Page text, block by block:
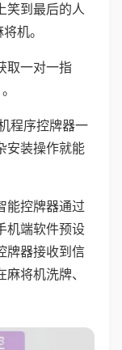
笑到最后的人
机。
取一对一指
程序控牌器一
安装操作就能
能控牌器通过
机端软件预设
牌器接收到信
将机洗牌、